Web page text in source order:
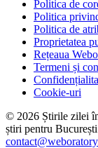
Politica de
Politica
Politica de
Proprietatea
Rețeaua
Termeni și
Cookie-uri
© 2026 Știrile zilei
știri pentru București